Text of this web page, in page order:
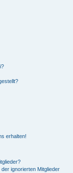
erhalten!
ignorierten Mitglieder